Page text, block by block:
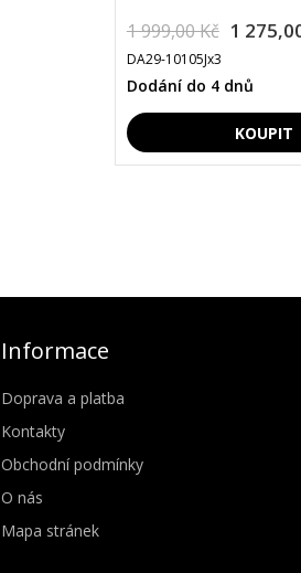
1 999,00 Kč 1
DA29-10105Jx3
Dodání do 4 dnů
Informace
Doprava a platba
Kontakty
Obchodní podmínky
O nás
Mapa stránek